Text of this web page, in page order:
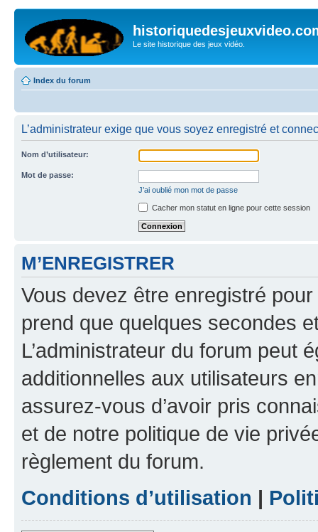
Le site historique des jeux vidéo.
Index du forum
L’administrateur exige que vous soyez enregistré et
Nom d’utilisateur:
Mot de passe:
J’ai oublié mon mot de passe
Cacher mon statut en ligne pour cette session
M’ENREGISTRER
Vous devez être enregistré
prend que quelques secondes
L’administrateur du forum peut
additionnelles aux utilisateurs
assurez-vous d’avoir pris
et de notre politique de vie
règlement du forum.
Conditions d’utilisation |